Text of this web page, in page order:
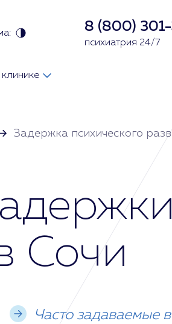
8 (800)
психиатрия 24/7
Задержка психического
Сочи
Часто задаваемые